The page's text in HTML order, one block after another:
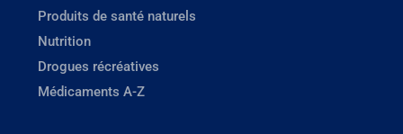
Produits de santé naturels
Nutrition
Drogues récréatives
Médicaments A-Z